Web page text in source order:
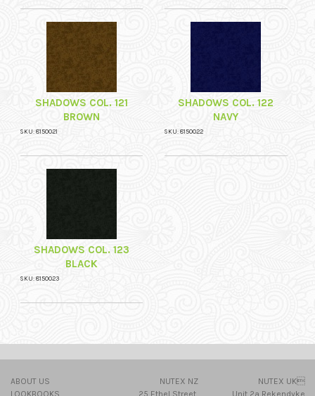
SHADOWS COL. 121
BROWN
SKU: 8150021
SHADOWS COL. 122
NAVY
SKU: 8150022
SHADOWS COL. 123
BLACK
SKU: 8150023
ABOUT US
NUTEX NZ
NUTEX UK